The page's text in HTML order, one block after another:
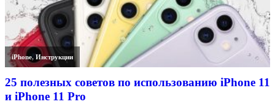
iPhone,Инструкции
25 полезных советов по использованию iPhone 11
и iPhone 11 Pro